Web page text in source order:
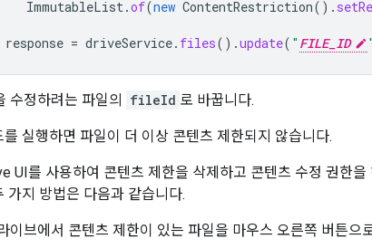
ImmutableList.of(new ContentRestriction().
response = driveService. files().update( " FILE_ID "
수정하려는 파일의 fileId 로 바꿉니다.
를 실행하면 파일이 더 이상 콘텐츠 제한되지 않습니다.
UI를 사용하여 콘텐츠 제한을 삭제하고 콘텐츠 수정 권한
가지 방법은 다음과 같습니다.
라이브에서 콘텐츠 제한이 있는 파일을 마우스 오른쪽 버튼으